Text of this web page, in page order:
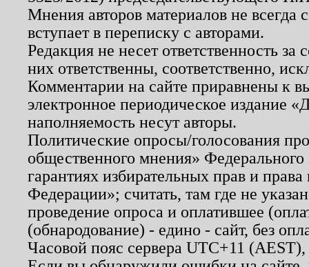
Мнения авторов материалов не
вступает в переписку с авторами.
Редакция не несет ответственность
них ответственны, соответственно,
Комментарии на сайте приравнены к
электронное периодическое издание
наполняемость несут авторы.
Политические опросы/голосования
общественного мнения»
гарантиях избирательных прав и
Федерации»; считать, там где не
проведение опроса и оплатившее
(обнародование) - едино - сайт, без
Часовой пояс сервера UTC+11